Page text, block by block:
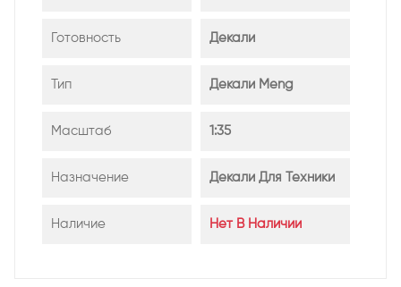
Готовность Декали
Тип Декали Meng
Масштаб 1:35
Назначение Декали Для Техники
Наличие Нет В Наличии